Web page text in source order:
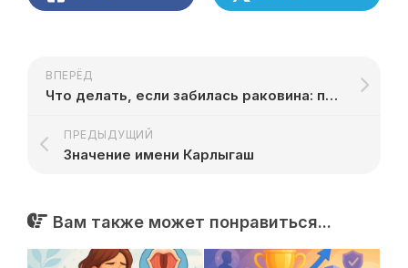
ВПЕРЁД
Что делать, если забилась раковина: простые решения
ПРЕДЫДУЩИЙ
Значение имени Карлыгаш
Вам также может понравиться...